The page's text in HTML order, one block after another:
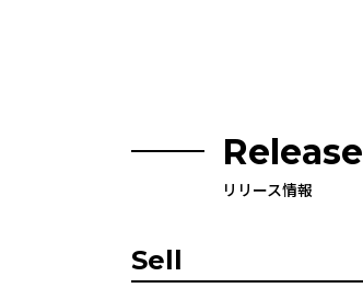
Release
リリース情報
Sell